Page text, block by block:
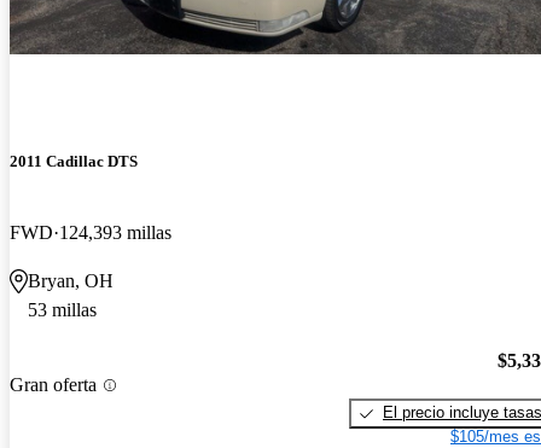
2011 Cadillac DTS
FWD 124,393 millas
Bryan, OH
53 millas
Gran oferta
El precio incluye tasas
$105/mes